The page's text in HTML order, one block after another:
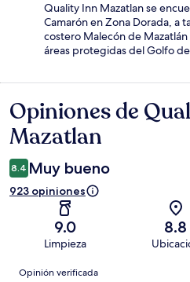
Quality Inn Mazatlan se
Camarón en Zona Dorada, a
costero Malecón de Mazatlán
áreas protegidas del Golfo
Opiniones
Opiniones de
Mazatlan
8.4 Muy bueno
923 opiniones
9.0
Limpieza
8.8
Opiniones
Opinión verificada